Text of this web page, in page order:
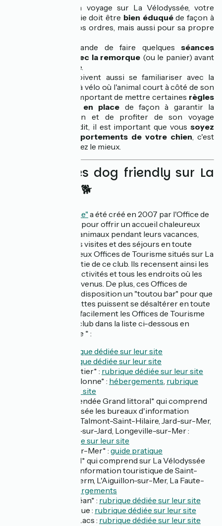
Avant de partir en voyage sur La Vélodyssée, votre
animal de compagnie doit être bien éduquéde façon à
ce qu'il obéisse à vos ordres, mais aussi pour sa propre
On vous recommande de faire quelques séances
d'entraînement avec la remorque (ou le panier) avant
de partir à l'aventure.
Maître et chien doivent aussi se familiariser avec la
pratique du voyage à vélo où l'animal court à côté de son
propriétaire. Il est important de mettre certaines règles
et automatismes en place de façon à garantir la
sécurité de chacun et de profiter de son voyage
sereinement. Cela dit, il est important que vous soyez
vigilants aux comportements de votre chien, c'est
vous qui le connaissez le mieux.
Les adresses dog friendly sur La
Vélodyssée 🐕
"Toutourisme" a été créé en 2007 par l'Office de
Tourisme de Troyes pour offrir un accueil chaleureux
aux propriétaires d'animaux pendant leurs vacances,
permettant ainsi des visites et des séjours en toute
sérénité. De nombreux Offices de Tourisme situés sur La
Vélodyssée font partie de ce club. Ils recensent ainsi les
hébergements, les activités et tous les endroits où les
chiens sont les bienvenus. De plus, ces Offices de
Tourisme mettent à disposition un "toutou bar" pour que
nos amis à quatre pattes puissent se désaltérer en toute
quiétude ! Identifiez facilement les Offices de Tourisme
faisant partie de ce club dans la liste ci-dessous en
repérant l'astérisque * :
rubrique dédiée sur leur site
rubrique dédiée sur leur site
Île de Noirmoutier* : rubrique dédiée sur leur site
Les Sables d'Olonne* : hébergements, rubrique
dédiée sur leur site
Destination Vendée Grand littoral* qui comprend
sur La Vélodyssée les bureaux d'information
touristique de Talmont-Saint-Hilaire, Jard-sur-Mer,
Saint-Vincent-sur-Jard, Longeville-sur-Mer :
rubrique dédiée sur leur site
La Tranche-sur-Mer* : guide pratique
Vendée du Sud* qui comprend sur La Vélodyssée
les bureaux d'information touristique de Saint-
Michel-en-l'Herm, L'Aiguillon-sur-Mer, La Faute-
hébergements
Rochefort Océan* : rubrique dédiée sur leur site
Royan Atlantique : rubrique dédiée sur leur site
Bisca Grands Lacs : rubrique dédiée sur leur site